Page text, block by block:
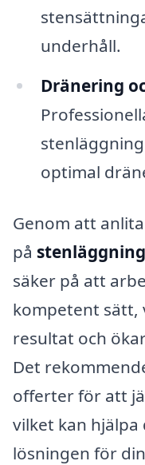
underhåll.
Dränering
optimal
Genom att
på
säker på att
kompetent sätt,
resultat och
Det
offerter för att
vilket kan
lösningen för